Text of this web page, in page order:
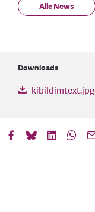
Alle News
Downloads
kibildimtext.jpg